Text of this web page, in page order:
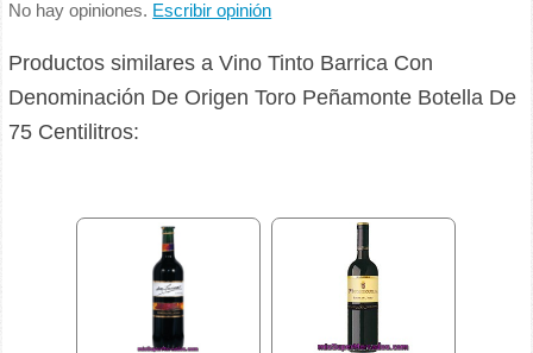
No hay opiniones. Escribir opinión
Productos similares a Vino Tinto Barrica Con
Denominación De Origen Toro Peñamonte Botella De
75 Centilitros: